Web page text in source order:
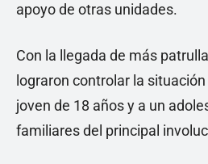
apoyo de otras unidades.
Con la llegada de más
lograron controlar la
joven de 18 años y a un
familiares del principal